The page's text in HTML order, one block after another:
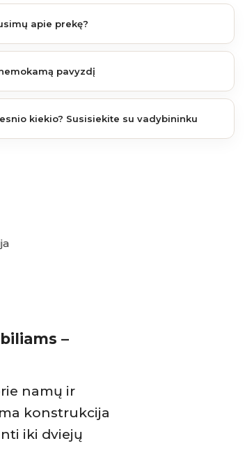
apie prekę?
pavyzdį
kiekio? Susisiekite su vadybininku
–
namų ir
konstrukcija
iki dviejų